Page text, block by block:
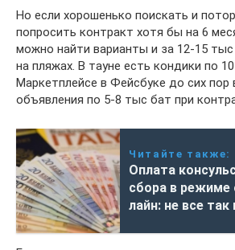
Но если хорошенько поискать и
попросить контракт хотя бы на 6
можно найти варианты и за 12-15
на пляжах. В тауне есть кондики по
Маркетплейсе в Фейсбуке до сих
объявления по 5-8 тыс бат при
Читайте также:
Оплата
сбора в режиме
лайн: не все так